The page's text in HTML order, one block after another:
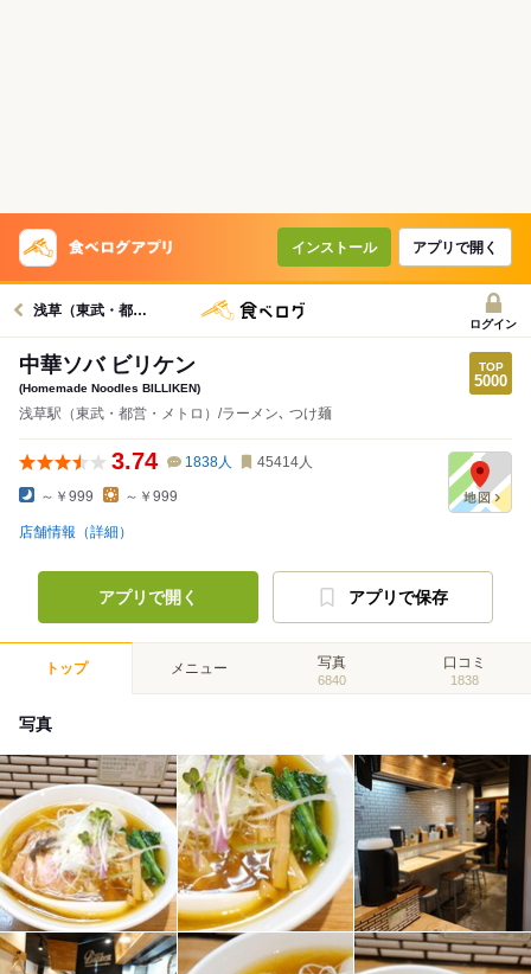
インストール アプリで開く
浅草（東武・都営・メトロ）駅グルメへ
ログイン
中華ソバ ビリケン
(Homemade Noodles BILLIKEN)
浅草駅（東武・都営・メトロ）/ラーメン､ つけ麺
3.74 1838人 45414人
～￥999 ～￥999
店舗情報（詳細）
アプリで開く アプリで保存
トップ メニュー 写真
6840
口コミ
1838
写真